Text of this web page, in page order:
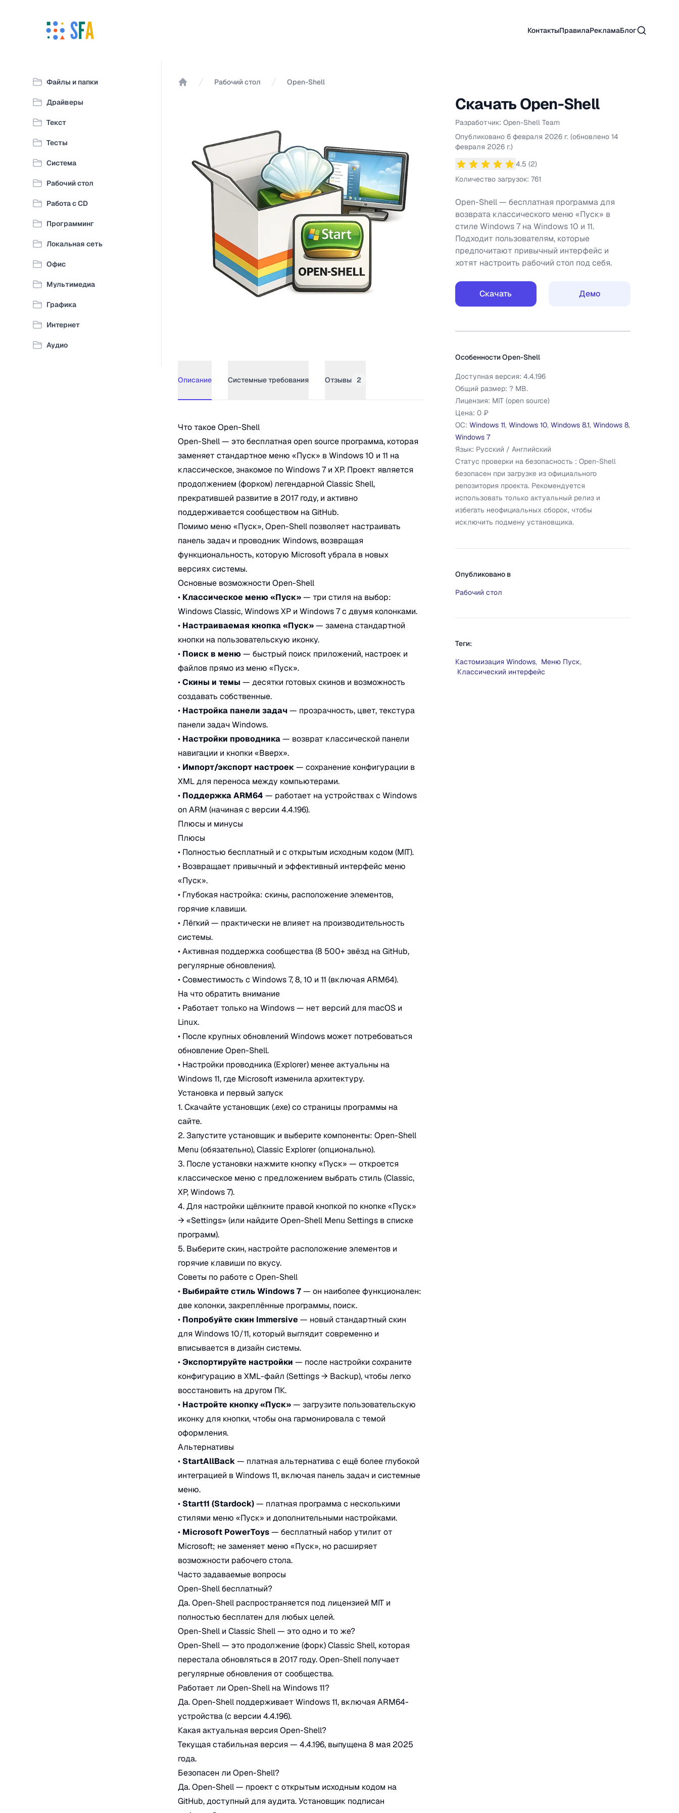
КонтактыПравилаРекламаБлогПоиск
Файлы и папки
Драйверы
Текст
Тесты
Система
Рабочий стол
Работа с CD
Программинг
Локальная сеть
Офис
Мультимедиа
Графика
Интернет
Аудио
Рабочий стол Open-Shell
Скачать Open-Shell
Разработчик: Open-Shell Team
Информация о Open-Shell
Опубликовано 6 февраля 2026 г. (обновлено 14
февраля 2026 г.)
4.5 (2)
Средний рейтинг4.5из 5 звезд
Количество загрузок: 761
Open-Shell — бесплатная программа для
возврата классического меню «Пуск» в
стиле Windows 7 на Windows 10 и 11.
Подходит пользователям, которые
предпочитают привычный интерфейс и
хотят настроить рабочий стол под себя.
Скачать Демо
ОсобенностиOpen-Shell
Доступная версия: 4.4.196
Общий размер: ?MB.
Лицензия: MIT (open source)
Цена: 0 ₽
ОС: Windows 11, Windows 10, Windows 8.1, Windows 8,
Windows 7
Язык: Русский / Английский
Статус проверки на безопасность : Open-Shell
безопасен при загрузке из официального
репозитория проекта. Рекомендуется
использовать только актуальный релиз и
избегать неофициальных сборок, чтобы
исключить подмену установщика.
Опубликовано в
Рабочий стол
Теги:
Кастомизация Windows, Меню Пуск,
Классический интерфейс
Описание Системные требования Отзывы 2
ОписаниеOpen-Shell
Что такое Open-Shell
Open-Shell — это бесплатная open source программа, которая
заменяет стандартное меню «Пуск» в Windows 10 и 11 на
классическое, знакомое по Windows 7 и XP. Проект является
продолжением (форком) легендарной Classic Shell,
прекратившей развитие в 2017 году, и активно
поддерживается сообществом на GitHub.
Помимо меню «Пуск», Open-Shell позволяет настраивать
панель задач и проводник Windows, возвращая
функциональность, которую Microsoft убрала в новых
версиях системы.
Основные возможности Open-Shell
• Классическое меню «Пуск»— три стиля на выбор:
Windows Classic, Windows XP и Windows 7 с двумя колонками.
• Настраиваемая кнопка «Пуск»— замена стандартной
кнопки на пользовательскую иконку.
• Поиск в меню— быстрый поиск приложений, настроек и
файлов прямо из меню «Пуск».
•Скины и темы — десятки готовых скинов и возможность
создавать собственные.
• Настройка панели задач— прозрачность, цвет, текстура
панели задач Windows.
• Настройки проводника— возврат классической панели
навигации и кнопки «Вверх».
• Импорт/экспорт настроек— сохранение конфигурации в
XML для переноса между компьютерами.
• Поддержка ARM64 — работает на устройствах с Windows
on ARM (начиная с версии 4.4.196).
Плюсы и минусы
Плюсы
• Полностью бесплатный и с открытым исходным кодом (MIT).
• Возвращает привычный и эффективный интерфейс меню
«Пуск».
• Глубокая настройка: скины, расположение элементов,
горячие клавиши.
• Лёгкий — практически не влияет на производительность
системы.
• Активная поддержка сообщества (8 500+ звёзд на GitHub,
регулярные обновления).
• Совместимость с Windows 7, 8, 10 и 11 (включая ARM64).
На что обратить внимание
• Работает только на Windows — нет версий для macOS и
Linux.
• После крупных обновлений Windows может потребоваться
обновление Open-Shell.
• Настройки проводника (Explorer) менее актуальны на
Windows 11, где Microsoft изменила архитектуру.
Установка и первый запуск
1. Скачайте установщик (.exe) со страницы программы на
сайте.
2. Запустите установщик и выберите компоненты: Open-Shell
Menu (обязательно), Classic Explorer (опционально).
3. После установки нажмите кнопку «Пуск» — откроется
классическое меню с предложением выбрать стиль (Classic,
XP, Windows 7).
4. Для настройки щёлкните правой кнопкой по кнопке «Пуск»
→ «Settings» (или найдите Open-Shell Menu Settings в списке
программ).
5. Выберите скин, настройте расположение элементов и
горячие клавиши по вкусу.
Советы по работе с Open-Shell
• Выбирайте стиль Windows 7— он наиболее функционален:
две колонки, закреплённые программы, поиск.
• Попробуйте скин Immersive — новый стандартный скин
для Windows 10/11, который выглядит современно и
вписывается в дизайн системы.
•Экспортируйте настройки — после настройки сохраните
конфигурацию в XML-файл (Settings → Backup), чтобы легко
восстановить на другом ПК.
• Настройте кнопку «Пуск»— загрузите пользовательскую
иконку для кнопки, чтобы она гармонировала с темой
оформления.
Альтернативы
• StartAllBack— платная альтернатива с ещё более глубокой
интеграцией в Windows 11, включая панель задач и системные
меню.
• Start11 (Stardock)— платная программа с несколькими
стилями меню «Пуск» и дополнительными настройками.
• Microsoft PowerToys— бесплатный набор утилит от
Microsoft; не заменяет меню «Пуск», но расширяет
возможности рабочего стола.
Часто задаваемые вопросы
Open-Shell бесплатный?
Да. Open-Shell распространяется под лицензией MIT и
полностью бесплатен для любых целей.
Open-Shell и Classic Shell — это одно и то же?
Open-Shell — это продолжение (форк) Classic Shell, которая
перестала обновляться в 2017 году. Open-Shell получает
регулярные обновления от сообщества.
Работает ли Open-Shell на Windows 11?
Да. Open-Shell поддерживает Windows 11, включая ARM64-
устройства (с версии 4.4.196).
Какая актуальная версия Open-Shell?
Текущая стабильная версия — 4.4.196, выпущена 8 мая 2025
года.
Безопасен ли Open-Shell?
Да. Open-Shell — проект с открытым исходным кодом на
GitHub, доступный для аудита. Установщик подписан